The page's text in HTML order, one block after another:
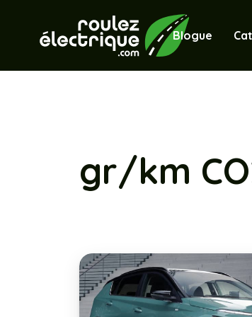
Blogue
gr/km